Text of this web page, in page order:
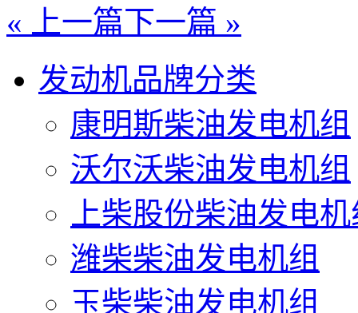
« 上一篇下一篇 »
发动机品牌分类
康明斯柴油发电机组
沃尔沃柴油发电机组
上柴股份柴油发电
潍柴柴油发电机组
玉柴柴油发电机组